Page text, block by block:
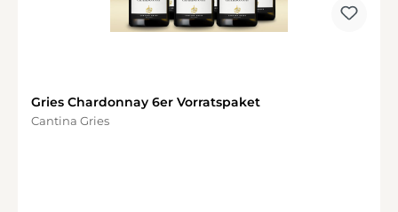
Gries Chardonnay 6er Vorratspaket
Cantina Gries